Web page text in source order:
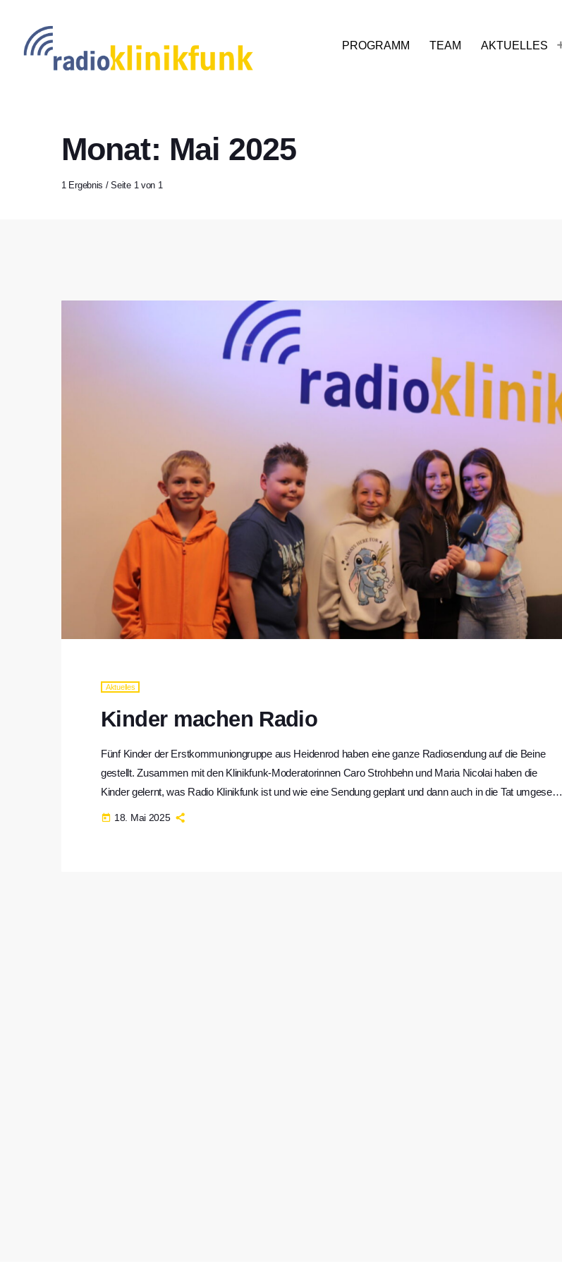
PROGRAMM TEAM AKTUELLES
Monat: Mai 2025
1 Ergebnis / Seite 1 von 1
Aktuelles
Kinder machen Radio
Fünf Kinder der Erstkommuniongruppe aus Heidenrod haben eine ganze Radiosendung auf die Beine
gestellt. Zusammen mit den Klinikfunk-Moderatorinnen Caro Strohbehn und Maria Nicolai haben die
Kinder gelernt, was Radio Klinikfunk ist und wie eine Sendung geplant und dann auch in die Tat umgesetzt
wird. Die Kinder haben Musikmoderationen geschrieben, die aktuelle Wetter-Vorhersage präsentiert und
today 18. Mai 2025